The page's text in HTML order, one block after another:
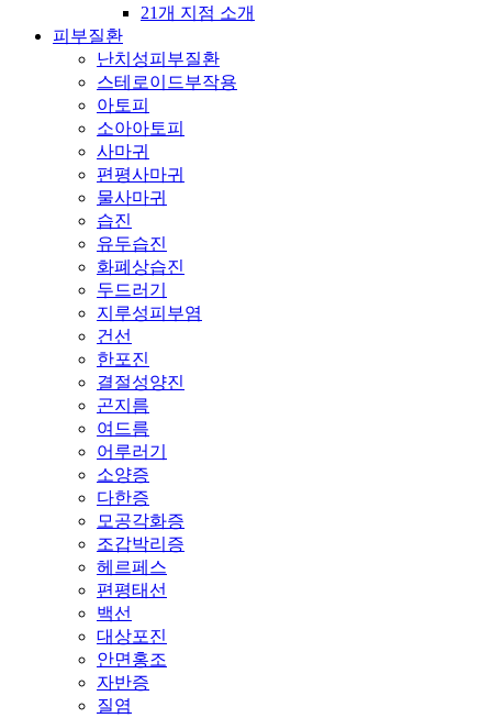
21개 지점 소개
피부질환
난치성피부질환
스테로이드부작용
아토피
소아아토피
사마귀
편평사마귀
물사마귀
습진
유두습진
화폐상습진
두드러기
지루성피부염
건선
한포진
결절성양진
곤지름
여드름
어루러기
소양증
다한증
모공각화증
조갑박리증
헤르페스
편평태선
백선
대상포진
안면홍조
자반증
질염